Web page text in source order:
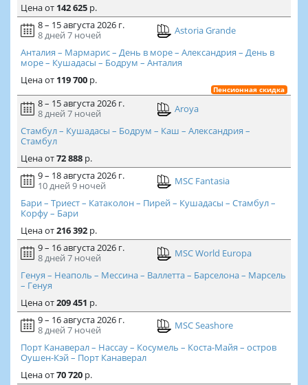
Ценаот 142 625р.
8 – 15 августа 2026 г.
8 дней 7 ночей
Astoria Grande
Анталия – Мармарис – День в море – Александрия – День в
море – Кушадасы – Бодрум – Анталия
Ценаот 119 700р.
Пенсионная скидка
8 – 15 августа 2026 г.
8 дней 7 ночей
Aroya
Стамбул – Кушадасы – Бодрум – Каш – Александрия –
Стамбул
Ценаот72 888р.
9 – 18 августа 2026 г.
10 дней 9 ночей
MSC Fantasia
Бари – Триест – Катаколон – Пирей – Кушадасы – Стамбул –
Корфу – Бари
Ценаот216 392р.
9 – 16 августа 2026 г.
8 дней 7 ночей
MSC World Europa
Генуя – Неаполь – Мессина – Валлетта – Барселона – Марсель
– Генуя
Ценаот209 451 р.
9 – 16 августа 2026 г.
8 дней 7 ночей
MSC Seashore
Порт Канаверал – Нассау – Косумель – Коста-Майя – остров
Оушен-Кэй – Порт Канаверал
Ценаот70 720р.